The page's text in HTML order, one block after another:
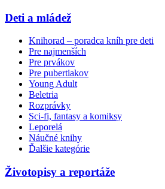
Deti a mládež
Knihorad – poradca kníh pre deti
Pre najmenších
Pre prvákov
Pre pubertiakov
Young Adult
Beletria
Rozprávky
Sci-fi, fantasy a komiksy
Leporelá
Náučné knihy
Ďalšie kategórie
Životopisy a reportáže